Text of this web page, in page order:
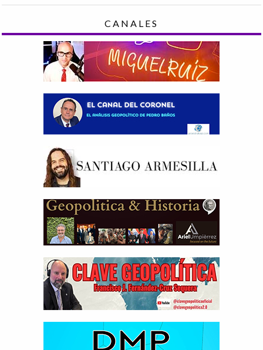
CANALES